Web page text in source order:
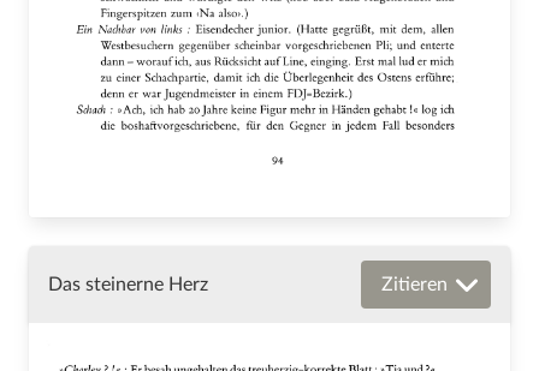
Das steinerne Herz Zitieren